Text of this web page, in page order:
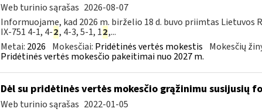
Web turinio sąrašas 2026-08-07
Informuojame, kad 2026 m. birželio 18 d. buvo priimtas
IX-751 4-1, 4-2, 4-3, 5-1, 12,...
Metai: 2026 Mokesčiai: Pridėtinės vertės mokestis Mokesčių
Pridėtinės vertės mokesčio pakeitimai nuo 2027 m.
Dėl su pridėtinės vertės mokesčio grąžinimu susijusių
Web turinio sąrašas 2022-01-05